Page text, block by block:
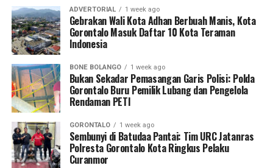
oleh pria tak dikenal. Atas kejadian itu, korban langsung
membuat laporan resmi di SPKT Polresta Gorontalo
Kota.
Menindaklanjuti laporan korban, Tim URC Jatanras
bergerak cepat melakukan penyelidikan hingga berhasil
mendeteksi keberadaan pelaku dan melakukan
penangkapan tanpa perlawanan. Saat ini pelaku beserta
barang bukti telah diamankan di Mako Polresta
Gorontalo Kota guna menjalani proses hukum lebih
lanjut.
ADVERTORIAL 1 week ago
Gebrakan Wali Kota Adhan Berbuah Manis, Kota
Gorontalo Masuk Daftar 10 Kota Teraman
Indonesia
BONE BOLANGO 1 week ago
Bukan Sekadar Pemasangan Garis Polisi: Polda
Gorontalo Buru Pemilik Lubang dan Pengelola
Rendaman PETI
GORONTALO 1 week ago
Sembunyi di Batudaa Pantai: Tim URC Jatanras
Polresta Gorontalo Kota Ringkus Pelaku
Curanmor